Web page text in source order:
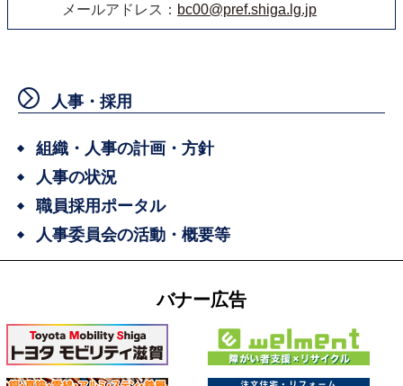
メールアドレス： bc00@pref.shiga.lg.jp
人事・採用
組織・人事の計画・方針
人事の状況
職員採用ポータル
人事委員会の活動・概要等
バナー広告